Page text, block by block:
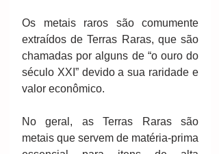
Os metais raros são comumente
extraídos de Terras Raras, que são
chamadas por alguns de “o ouro do
século XXI” devido a sua raridade e
valor econômico.
No geral, as Terras Raras são
metais que servem de matéria-prima